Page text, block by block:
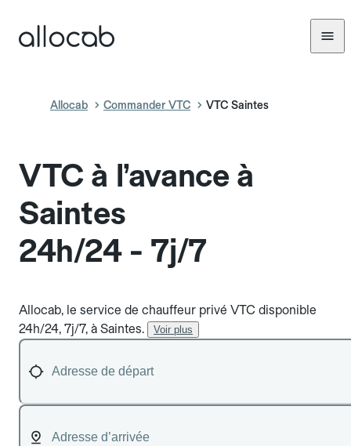
Allocab Commander VTC VTC Saintes
VTC à l’avance à
Saintes
24h/24 - 7j/7
Allocab, le service de chauffeur privé VTC disponible
24h/24, 7j/7, à Saintes.
Voir plus